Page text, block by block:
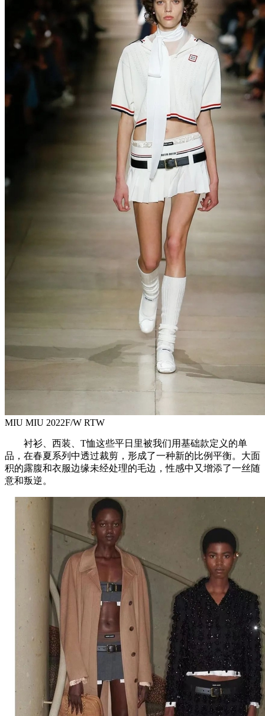
MIU MIU 2022F/W RTW
衬衫、西装、T恤这些平日里被我们用基础款定义的单
品，在春夏系列中透过裁剪，形成了一种新的比例平衡。大面
积的露腹和衣服边缘未经处理的毛边，性感中又增添了一丝随
意和叛逆。